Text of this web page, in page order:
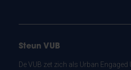
Steun VUB
De VUB zet zich als Urban